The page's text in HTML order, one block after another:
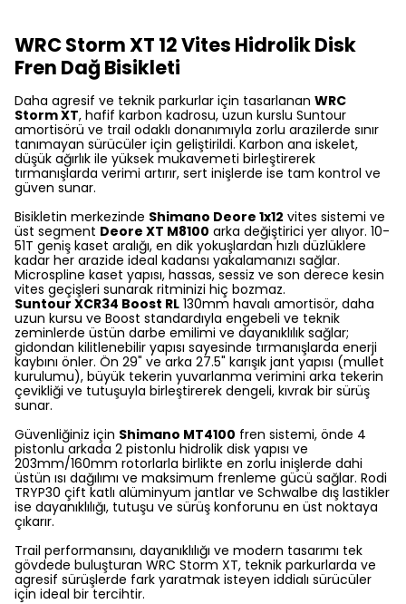
WRC Storm XT 12 Vites Hidrolik Disk
Fren Dağ Bisikleti
Daha agresif ve teknik parkurlar için tasarlanan WRC
Storm XT, hafif karbon kadrosu, uzun kurslu Suntour
amortisörü ve trail odaklı donanımıyla zorlu arazilerde sınır
tanımayan sürücüler için geliştirildi. Karbon ana iskelet,
düşük ağırlık ile yüksek mukavemeti birleştirerek
tırmanışlarda verimi artırır, sert inişlerde ise tam kontrol ve
güven sunar.
Bisikletin merkezinde Shimano Deore 1x12 vites sistemi ve
üst segment Deore XT M8100 arka değiştirici yer alıyor. 10-
51T geniş kaset aralığı, en dik yokuşlardan hızlı düzlüklere
kadar her arazide ideal kadansı yakalamanızı sağlar.
Microspline kaset yapısı, hassas, sessiz ve son derece kesin
vites geçişleri sunarak ritminizi hiç bozmaz.
Suntour XCR34 Boost RL 130mm havalı amortisör, daha
uzun kursu ve Boost standardıyla engebeli ve teknik
zeminlerde üstün darbe emilimi ve dayanıklılık sağlar;
gidondan kilitlenebilir yapısı sayesinde tırmanışlarda enerji
kaybını önler. Ön 29" ve arka 27.5" karışık jant yapısı (mullet
kurulumu), büyük tekerin yuvarlanma verimini arka tekerin
çevikliği ve tutuşuyla birleştirerek dengeli, kıvrak bir sürüş
sunar.
Güvenliğiniz için Shimano MT4100 fren sistemi, önde 4
pistonlu arkada 2 pistonlu hidrolik disk yapısı ve
203mm/160mm rotorlarla birlikte en zorlu inişlerde dahi
üstün ısı dağılımı ve maksimum frenleme gücü sağlar. Rodi
TRYP30 çift katlı alüminyum jantlar ve Schwalbe dış lastikler
ise dayanıklılığı, tutuşu ve sürüş konforunu en üst noktaya
çıkarır.
Trail performansını, dayanıklılığı ve modern tasarımı tek
gövdede buluşturan WRC Storm XT, teknik parkurlarda ve
agresif sürüşlerde fark yaratmak isteyen iddialı sürücüler
için ideal bir tercihtir.